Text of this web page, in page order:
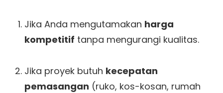
Jika Anda mengutamakan harga
kompetitif tanpa mengurangi kualitas.
Jika proyek butuh kecepatan
pemasangan (ruko, kos-kosan, rumah